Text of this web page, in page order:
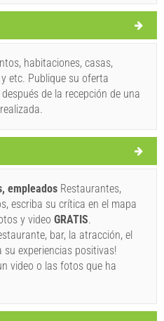
claro
3.98 km/h
lluvia ligera
cielo claro
) Visitar(/) Omita(/)
EN EL MAPA
COMENTAR
habitaciones, casas,
etc. Publique su oferta
de la recepción de una
empleados Restaurantes,
escriba su crítica en el mapa
y video GRATIS.
bar, la atracción, el
experiencias positivas!
video o las fotos que ha